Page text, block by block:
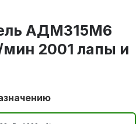
АДМ315М6
мин 2001 лапы и